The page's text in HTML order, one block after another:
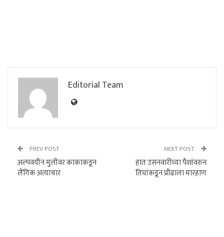
Editorial Team
PREV POST
अल्पवयीन मुलीवर काकाकडून
लैंगिक अत्याचार
NEXT POST
हात उसनवारीच्या पैशांवरुन
तिघांकडून प्रौढाला मारहाण